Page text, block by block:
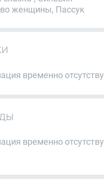
женщины, Пассук
временно
временно